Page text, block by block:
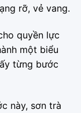
rỡ, vẻ vang.
quyền lực
một biểu
từng bước
này, sơn trà